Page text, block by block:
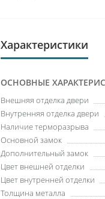
Характеристики
ОСНОВНЫЕ
Внешняя отделка двери
Внутренняя отделка двери
Наличие терморазрыва
Основной замок
Дополнительный замок
Цвет внешней отделки
Цвет внутренней отделки
Толщина металла